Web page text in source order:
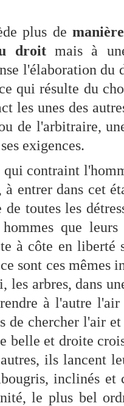
plus de
droitmais à
l'élaboration du
qui résulte du
les unes des
de l'arbitraire,
exigences.
contraint
à entrer dans cet
toutes les
que
à côte en liberté
sont ces mêmes
arbres, dans
à l'autre
de chercher l'air
belle et droite
autres, ils lancent
inclinés et
le plus bel